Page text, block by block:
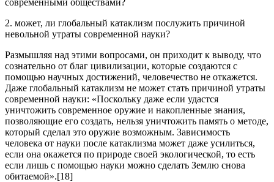
современными обществами?
2. может, ли глобальный катаклизм послужить причиной
невольной утраты современной науки?
Размышляя над этими вопросами, он приходит к выводу, что
сознательно от благ цивилизации, которые создаются с
помощью научных достижений, человечество не откажется.
Даже глобальный катаклизм не может стать причиной утраты
современной науки: «Поскольку даже если удастся
уничтожить современное оружие и накопленные знания,
позволяющие его создать, нельзя уничтожить память о методе,
который сделал это оружие возможным. Зависимость
человека от науки после катаклизма может даже усилиться,
если она окажется по природе своей экологической, то есть
если лишь с помощью науки можно сделать Землю снова
обитаемой».[18]